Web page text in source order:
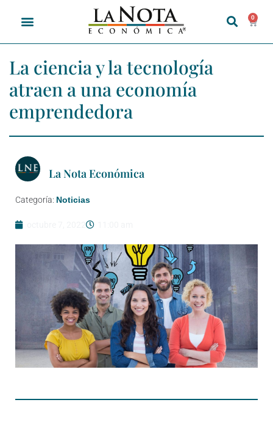
0
La ciencia y la tecnología
atraen a una economía
emprendedora
La Nota Económica
Categoría: Noticias